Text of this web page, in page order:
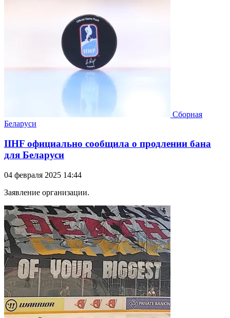
Сборная
Беларуси
IIHF официально сообщила о продлении бана
для Беларуси
04 февраля 2025 14:44
Заявление организации.